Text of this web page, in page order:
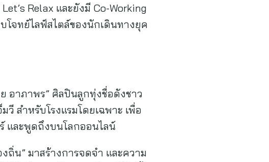
Relax และยังมี Co-Working
โจทย์ไลฟ์สไตล์ของนักเดินทางยุค
อาภาพร” ศิลปินลูกทุ่งชื่อดังชาว
วี สำหรับโรงแรมโดยเฉพาะ เพื่อ
และพูดถึงบนโลกออนไลน์
ถิ่น” มาสร้างการจดจำ และความ